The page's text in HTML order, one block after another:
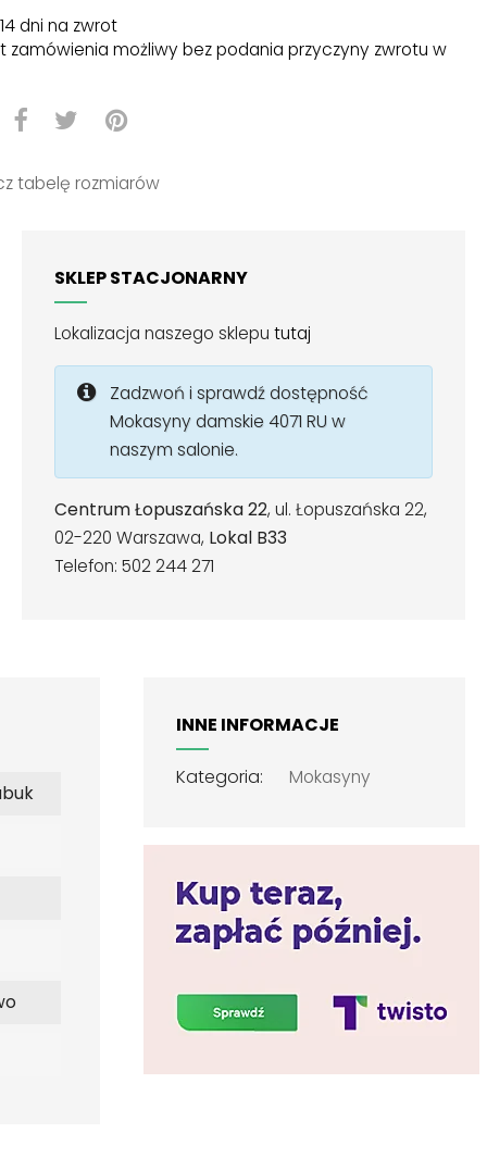
dni na zwrot
zamówienia możliwy bez podania przyczyny zwrotu w
tabelę rozmiarów
SKLEP STACJONARNY
Lokalizacja naszego sklepu tutaj
Zadzwoń i sprawdź dostępność
Mokasyny damskie 4071 RU w
naszym salonie.
Centrum Łopuszańska 22, ul. Łopuszańska 22,
02-220 Warszawa, Lokal B33
Telefon: 502 244 271
INNE INFORMACJE
Kategoria: Mokasyny